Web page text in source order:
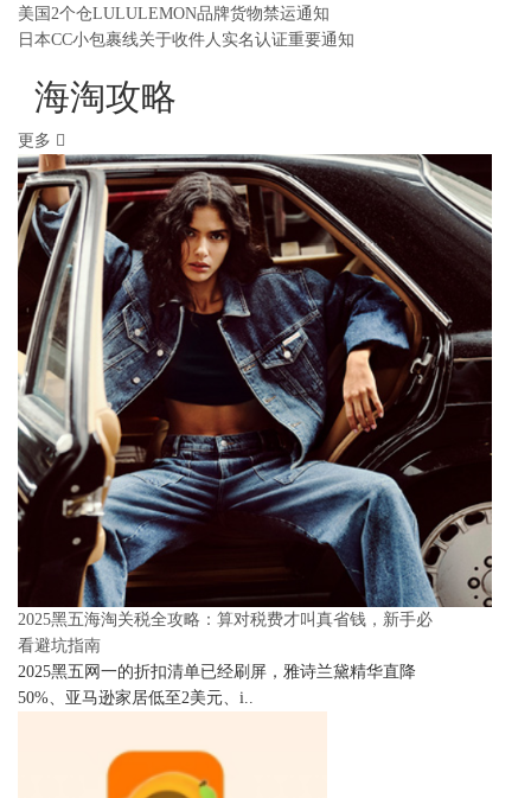
美国2个仓LULULEMON品牌货物禁运通知
日本CC小包裹线关于收件人实名认证重要通知
海淘攻略
更多
2025黑五海淘关税全攻略：算对税费才叫真省钱，新手必
看避坑指南
2025黑五网一的折扣清单已经刷屏，雅诗兰黛精华直降
50%、亚马逊家居低至2美元、i..